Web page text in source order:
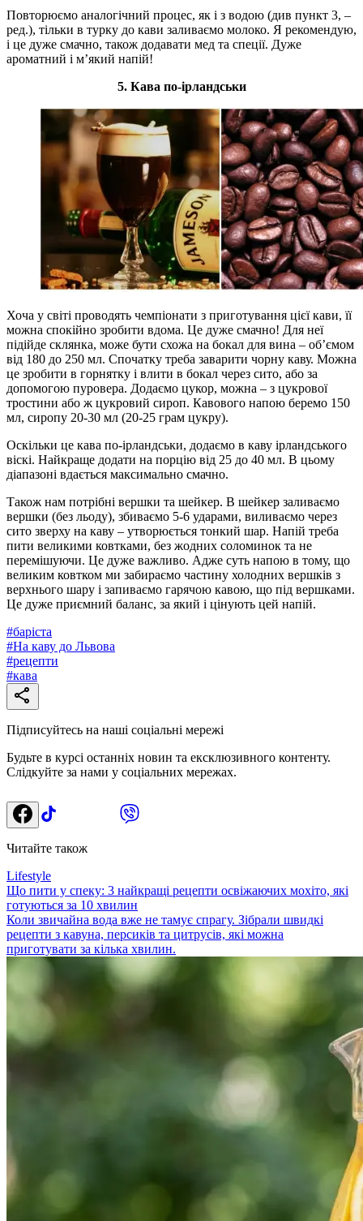
Повторюємо аналогічний процес, як і з водою (див пункт 3, –
ред.), тільки в турку до кави заливаємо молоко. Я рекомендую,
і це дуже смачно, також додавати мед та спеції. Дуже
ароматний і м’який напій!
5. Кава по-ірландськи
Хоча у світі проводять чемпіонати з приготування цієї кави, її
можна спокійно зробити вдома. Це дуже смачно! Для неї
підійде склянка, може бути схожа на бокал для вина – об’ємом
від 180 до 250 мл. Спочатку треба заварити чорну каву. Можна
це зробити в горнятку і влити в бокал через сито, або за
допомогою пуровера. Додаємо цукор, можна – з цукрової
тростини або ж цукровий сироп. Кавового напою беремо 150
мл, сиропу 20-30 мл (20-25 грам цукру).
Оскільки це кава по-ірландськи, додаємо в каву ірландського
віскі. Найкраще додати на порцію від 25 до 40 мл. В цьому
діапазоні вдається максимально смачно.
Також нам потрібні вершки та шейкер. В шейкер заливаємо
вершки (без льоду), збиваємо 5-6 ударами, виливаємо через
сито зверху на каву – утворюється тонкий шар. Напій треба
пити великими ковтками, без жодних соломинок та не
перемішуючи. Це дуже важливо. Адже суть напою в тому, що
великим ковтком ми забираємо частину холодних вершків з
верхнього шару і запиваємо гарячою кавою, що під вершками.
Це дуже приємний баланс, за який і цінують цей напій.
#баріста
#На каву до Львова
#рецепти
#кава
Підписуйтесь на наші соціальні мережі
Будьте в курсі останніх новин та ексклюзивного контенту.
Слідкуйте за нами у соціальних мережах.
Читайте також
Lifestyle
Що пити у спеку: 3 найкращі рецепти освіжаючих мохіто, які
готуються за 10 хвилин
Коли звичайна вода вже не тамує спрагу. Зібрали швидкі
рецепти з кавуна, персиків та цитрусів, які можна
приготувати за кілька хвилин.